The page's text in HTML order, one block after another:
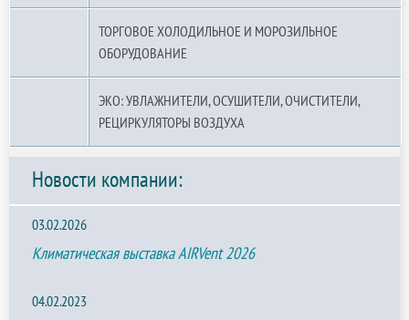
ТОРГОВОЕ ХОЛОДИЛЬНОЕ И МОРОЗИЛЬНОЕ
ОБОРУДОВАНИЕ
ЭКО: УВЛАЖНИТЕЛИ, ОСУШИТЕЛИ, ОЧИСТИТЕЛИ,
РЕЦИРКУЛЯТОРЫ ВОЗДУХА
Новости компании:
03.02.2026
Климатическая выставка AIRVent 2026
04.02.2023